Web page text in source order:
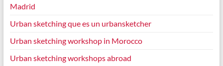
Madrid
Urban sketching que es un urbansketcher
Urban sketching workshop in Morocco
Urban sketching workshops abroad